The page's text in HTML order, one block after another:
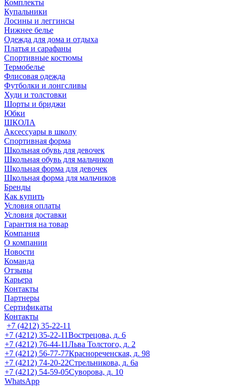
Комплекты
Купальники
Лосины и леггинсы
Нижнее белье
Одежда для дома и отдыха
Платья и сарафаны
Спортивные костюмы
Термобелье
Флисовая одежда
Футболки и лонгсливы
Худи и толстовки
Шорты и бриджи
Юбки
ШКОЛА
Аксессуары в школу
Спортивная форма
Школьная обувь для девочек
Школьная обувь для мальчиков
Школьная форма для девочек
Школьная форма для мальчиков
Бренды
Как купить
Условия оплаты
Условия доставки
Гарантия на товар
Компания
О компании
Новости
Команда
Отзывы
Карьера
Контакты
Партнеры
Сертификаты
Контакты
+7 (4212) 35-22-11
+7 (4212) 35-22-11Вострецова, д. 6
+7 (4212) 76-44-11Льва Толстого, д. 2
+7 (4212) 56-77-77Краснореченская, д. 98
+7 (4212) 74-20-22Стрельникова, д. 6а
+7 (4212) 54-59-05Суворова, д. 10
WhatsApp